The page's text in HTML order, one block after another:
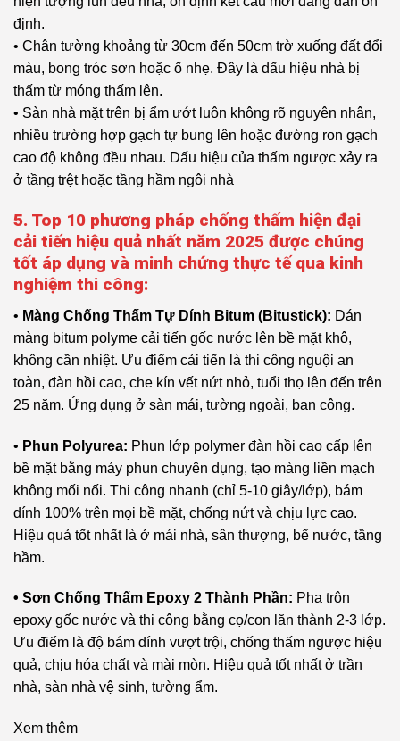
định.
• Chân tường khoảng từ 30cm đến 50cm trờ xuống đất đổi
màu, bong tróc sơn hoặc ố nhẹ. Đây là dấu hiệu nhà bị
thấm từ móng thấm lên.
• Sàn nhà mặt trên bị ẩm ướt luôn không rõ nguyên nhân,
nhiều trường hợp gạch tự bung lên hoặc đường ron gạch
cao độ không đều nhau. Dấu hiệu của thấm ngược xảy ra
ở tầng trệt hoặc tầng hầm ngôi nhà
5. Top 10 phương pháp chống thấm hiện đại
cải tiến hiệu quả nhất năm 2025 được chúng
tốt áp dụng và minh chứng thực tế qua kinh
nghiệm thi công:
• Màng Chống Thấm Tự Dính Bitum (Bitustick): Dán
màng bitum polyme cải tiến gốc nước lên bề mặt khô,
không cần nhiệt. Ưu điểm cải tiến là thi công nguội an
toàn, đàn hồi cao, che kín vết nứt nhỏ, tuổi thọ lên đến trên
25 năm. Ứng dụng ở sàn mái, tường ngoài, ban công.
• Phun Polyurea: Phun lớp polymer đàn hồi cao cấp lên
bề mặt bằng máy phun chuyên dụng, tạo màng liền mạch
không mối nối. Thi công nhanh (chỉ 5-10 giây/lớp), bám
dính 100% trên mọi bề mặt, chống nứt và chịu lực cao.
Hiệu quả tốt nhất là ở mái nhà, sân thượng, bể nước, tầng
hầm.
• Sơn Chống Thấm Epoxy 2 Thành Phần: Pha trộn
epoxy gốc nước và thi công bằng cọ/con lăn thành 2-3 lớp.
Ưu điểm là độ bám dính vượt trội, chống thấm ngược hiệu
quả, chịu hóa chất và mài mòn. Hiệu quả tốt nhất ở trần
nhà, sàn nhà vệ sinh, tường ẩm.
Xem thêm